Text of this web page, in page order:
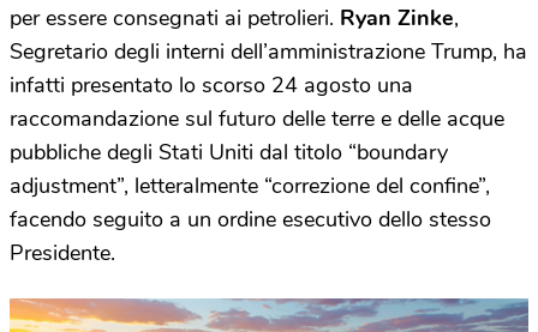
per essere consegnati ai petrolieri. Ryan Zinke,
Segretario degli interni dell’amministrazione Trump, ha
infatti presentato lo scorso 24 agosto una
raccomandazione sul futuro delle terre e delle acque
pubbliche degli Stati Uniti dal titolo “boundary
adjustment”, letteralmente “correzione del confine”,
facendo seguito a un ordine esecutivo dello stesso
Presidente.